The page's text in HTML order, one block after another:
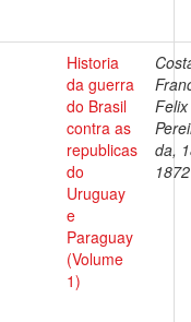
Historia
da guerra
do Brasil
contra as
republicas
do
Uruguay
e
Paraguay
(Volume
1)
Felix
da,
1872